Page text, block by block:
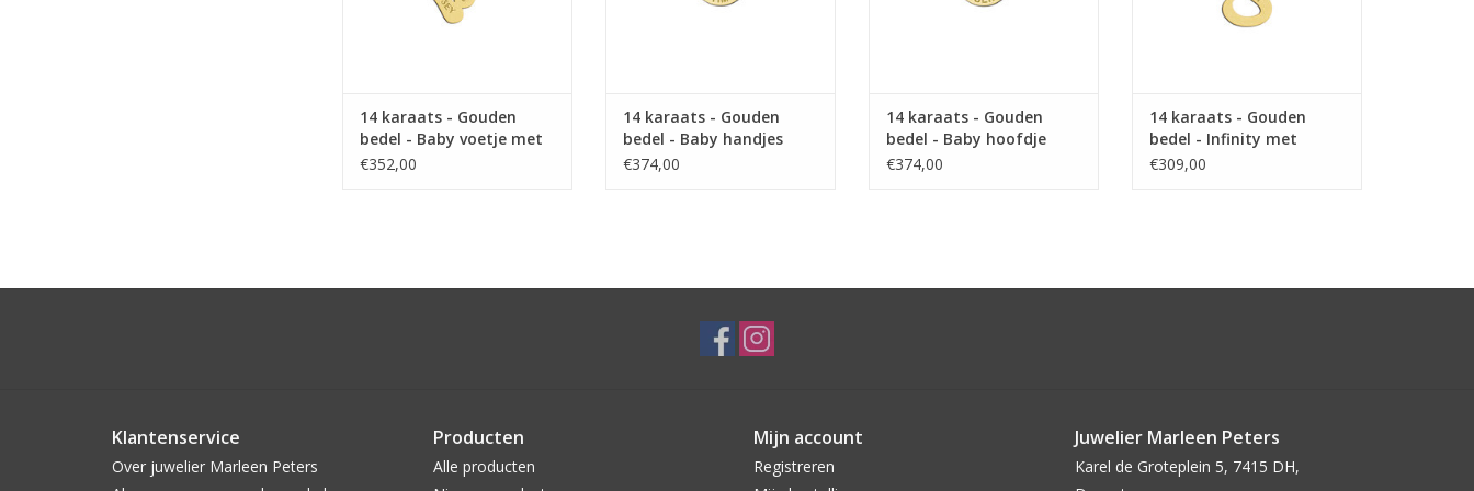
14 karaats - Gouden
bedel - Baby voetje met
naam en datum
€352,00
14 karaats - Gouden
bedel - Baby handjes
met naam
€374,00
14 karaats - Gouden
bedel - Baby hoofdje
meisje
€374,00
14 karaats - Gouden
bedel - Infinity met
naam
€309,00
Klantenservice
Over juwelier Marleen Peters
Producten
Alle producten
Mijn account
Registreren
Juwelier Marleen Peters
Karel de Groteplein 5, 7415 DH,